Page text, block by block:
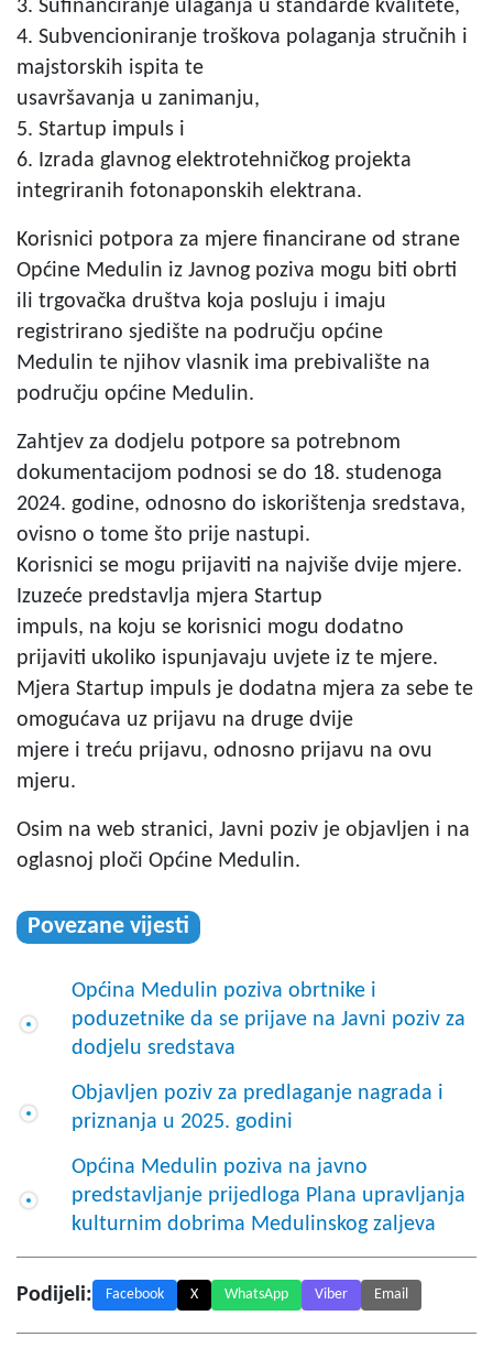
3. Sufinanciranje ulaganja u standarde kvalitete,
4. Subvencioniranje troškova polaganja stručnih i
majstorskih ispita te
usavršavanja u zanimanju,
5. Startup impuls i
6. Izrada glavnog elektrotehničkog projekta
integriranih fotonaponskih elektrana.
Korisnici potpora za mjere financirane od strane
Općine Medulin iz Javnog poziva mogu biti obrti
ili trgovačka društva koja posluju i imaju
registrirano sjedište na području općine
Medulin te njihov vlasnik ima prebivalište na
području općine Medulin.
Zahtjev za dodjelu potpore sa potrebnom
dokumentacijom podnosi se do 18. studenoga
2024. godine, odnosno do iskorištenja sredstava,
ovisno o tome što prije nastupi.
Korisnici se mogu prijaviti na najviše dvije mjere.
Izuzeće predstavlja mjera Startup
impuls, na koju se korisnici mogu dodatno
prijaviti ukoliko ispunjavaju uvjete iz te mjere.
Mjera Startup impuls je dodatna mjera za sebe te
omogućava uz prijavu na druge dvije
mjere i treću prijavu, odnosno prijavu na ovu
mjeru.
Osim na web stranici, Javni poziv je objavljen i na
oglasnoj ploči Općine Medulin.
Povezane vijesti
Općina Medulin poziva obrtnike i
poduzetnike da se prijave na Javni poziv za
dodjelu sredstava
Objavljen poziv za predlaganje nagrada i
priznanja u 2025. godini
Općina Medulin poziva na javno
predstavljanje prijedloga Plana upravljanja
kulturnim dobrima Medulinskog zaljeva
Podijeli: Facebook X WhatsApp Viber Email